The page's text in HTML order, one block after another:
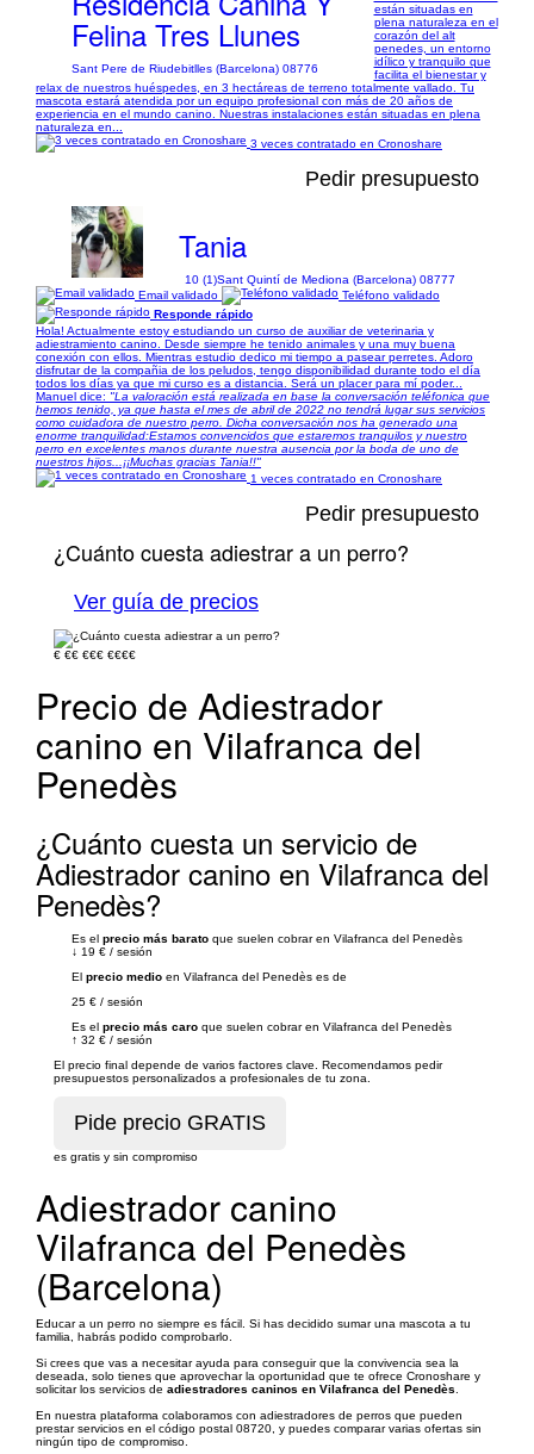
Felina Tres Llunes
Sant Pere de Riudebitlles (Barcelona) 08776
están situadas en
plena naturaleza en el
corazón del alt
penedes, un entorno
idílico y tranquilo que
facilita el bienestar y
relax de nuestros huéspedes, en 3 hectáreas de terreno totalmente vallado. Tu
mascota estará atendida por un equipo profesional con más de 20 años de
experiencia en el mundo canino. Nuestras instalaciones están situadas en plena
naturaleza en...
3 veces contratado en Cronoshare
Pedir presupuesto
Tania
10 (1)Sant Quintí de Mediona (Barcelona) 08777
Email validado
Teléfono validado
Responde rápido
Hola! Actualmente estoy estudiando un curso de auxiliar de veterinaria y
adiestramiento canino. Desde siempre he tenido animales y una muy buena
conexión con ellos. Mientras estudio dedico mi tiempo a pasear perretes. Adoro
disfrutar de la compañia de los peludos, tengo disponibilidad durante todo el día
todos los días ya que mi curso es a distancia. Será un placer para mí poder...
Manuel dice: "La valoración está realizada en base la conversación teléfonica que
hemos tenido, ya que hasta el mes de abril de 2022 no tendrá lugar sus servicios
como cuidadora de nuestro perro. Dicha conversación nos ha generado una
enorme tranquilidad:Estamos convencidos que estaremos tranquilos y nuestro
perro en excelentes manos durante nuestra ausencia por la boda de uno de
nuestros hijos...¡¡Muchas gracias Tania!!"
1 veces contratado en Cronoshare
Pedir presupuesto
¿Cuánto cuesta adiestrar a un perro?
Ver guía de precios
€ €€ €€€ €€€€
Precio de Adiestrador
canino en Vilafranca del
Penedès
¿Cuánto cuesta un servicio de
Adiestrador canino en Vilafranca del
Penedès?
Es el precio más barato que suelen cobrar en Vilafranca del Penedès
↓ 19 € / sesión
El precio medio en Vilafranca del Penedès es de
25 € / sesión
Es el precio más caro que suelen cobrar en Vilafranca del Penedès
↑ 32 € / sesión
El precio final depende de varios factores clave. Recomendamos pedir
presupuestos personalizados a profesionales de tu zona.
es gratis y sin compromiso
Adiestrador canino
Vilafranca del Penedès
(Barcelona)
Educar a un perro no siempre es fácil. Si has decidido sumar una mascota a tu
familia, habrás podido comprobarlo.
Si crees que vas a necesitar ayuda para conseguir que la convivencia sea la
deseada, solo tienes que aprovechar la oportunidad que te ofrece Cronoshare y
solicitar los servicios de adiestradores caninos en Vilafranca del Penedès
En nuestra plataforma colaboramos con adiestradores de perros que pueden
prestar servicios en el código postal 08720, y puedes comparar varias ofertas sin
ningún tipo de compromiso.